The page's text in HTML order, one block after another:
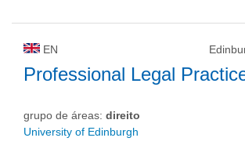
EN
Professional Legal
grupo de áreas: direito
University of Edinburgh